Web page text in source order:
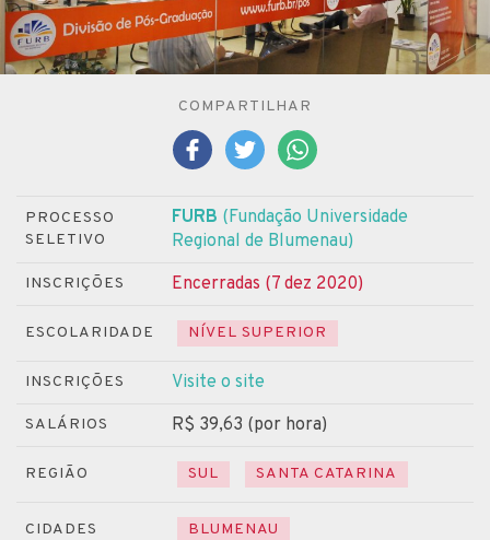
COMPARTILHAR
PROCESSO
SELETIVO
FURB (Fundação Universidade
Regional de Blumenau)
INSCRIÇÕES Encerradas (7 dez 2020)
ESCOLARIDADE NÍVEL SUPERIOR
INSCRIÇÕES Visite o site
SALÁRIOS R$ 39,63 (por hora)
REGIÃO SUL SANTA CATARINA
CIDADES BLUMENAU